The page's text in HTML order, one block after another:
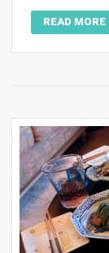
READ MORE